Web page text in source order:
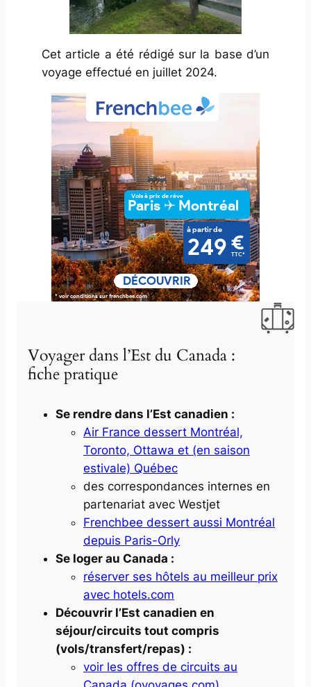
Cet article a été rédigé sur la base d’un
voyage effectué en juillet 2024.
Voyager dans l’Est du Canada :
fiche pratique
Se rendre dans l’Est canadien :
Air France dessert Montréal,
Toronto, Ottawa et (en saison
estivale) Québec
des correspondances internes en
partenariat avec Westjet
Frenchbee dessert aussi Montréal
depuis Paris-Orly
Se loger au Canada :
réserver ses hôtels au meilleur prix
avec hotels.com
Découvrir l’Est canadien en
séjour/circuits tout compris
(vols/transfert/repas) :
voir les offres de circuits au